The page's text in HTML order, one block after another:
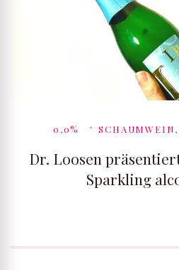
0,0%
Dr. Loosen
Sparkling